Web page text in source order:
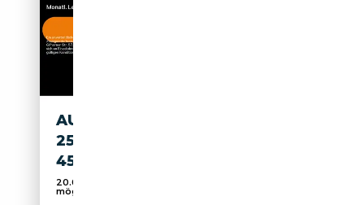
AUDI Q8 E-TRON QU.S LINE
250 KW
452KM/WLTP*AIR*B&O*
20.000 Fahrzeuge abrufbar|Gratis FZ-Bewertung
mögl...